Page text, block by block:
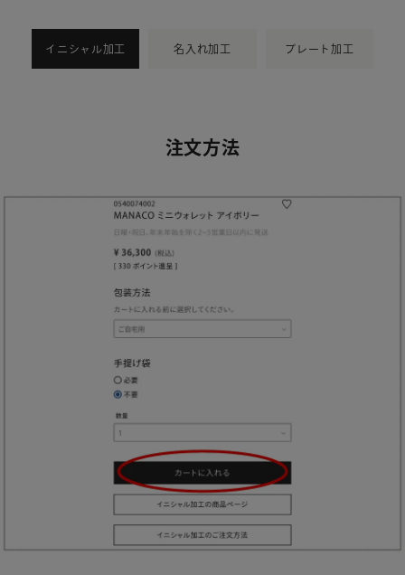
イニシャル加工 名入れ加工 プレート加工
注文方法